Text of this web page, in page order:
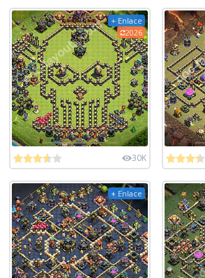
+ Enlace
2026
30K
+ Enlace